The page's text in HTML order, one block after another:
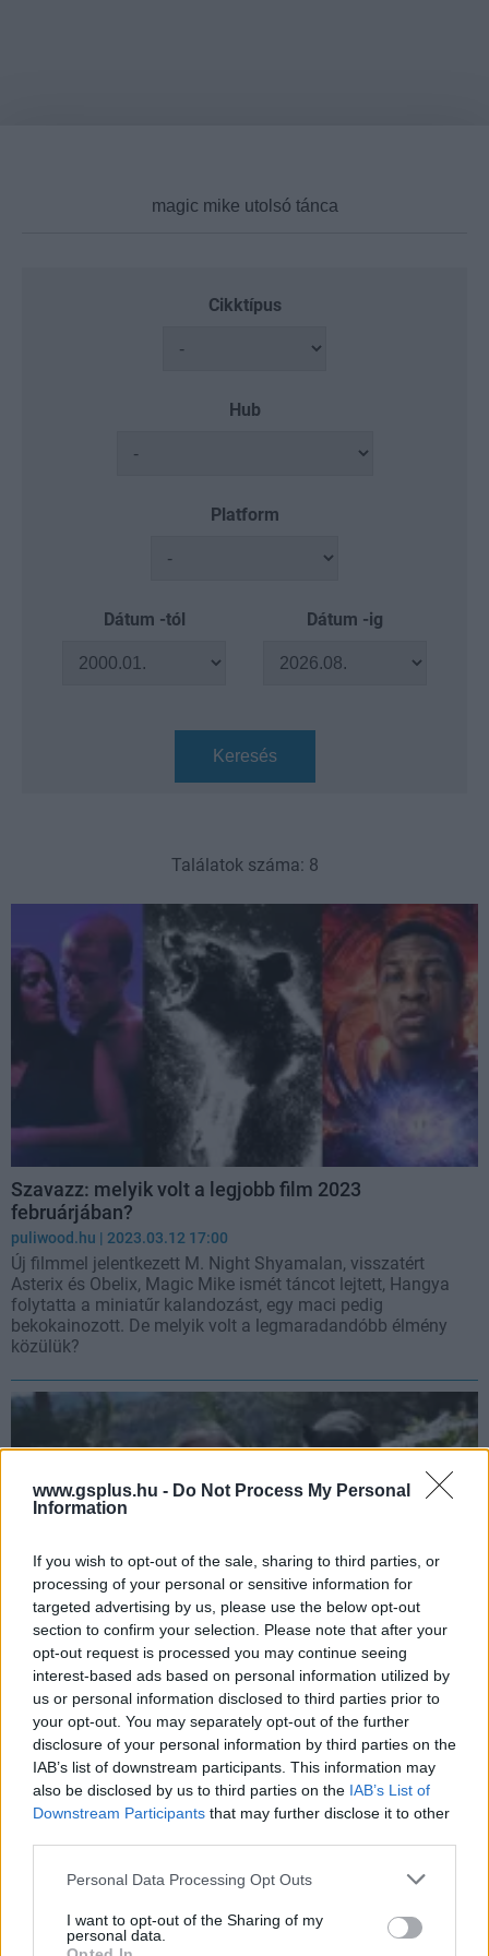
www.gsplus.hu - Do Not Process My Personal
Information
If you wish to opt-out of the sale, sharing to third parties, or
processing of your personal or sensitive information for
targeted advertising by us, please use the below opt-out
section to confirm your selection. Please note that after your
opt-out request is processed you may continue seeing
interest-based ads based on personal information utilized by
us or personal information disclosed to third parties prior to
your opt-out. You may separately opt-out of the further
disclosure of your personal information by third parties on the
IAB’s list of downstream participants. This information may
also be disclosed by us to third parties on the IAB’s List of
Downstream Participants that may further disclose it to other
Please note that this website/app uses one or more Google
not limited to your visit or usage behaviour. You may click to
grant or deny consent to Google and its third-party tags to
Personal Data Processing Opt Outs
I want to opt-out of the Sharing of my
personal data.
Cikktípus
Hub
Platform
Dátum -tól Dátum -ig
Keresés
Találatok száma: 8
Szavazz: melyik volt a legjobb film 2023
februárjában?
puliwood.hu | 2023.03.12 17:00
Új filmmel jelentkezett M. Night Shyamalan, visszatért
Asterix és Obelix, Magic Mike ismét táncot lejtett, Hangya
folytatta a miniatűr kalandozást, egy maci pedig
bekokainozott. De melyik volt a legmaradandóbb élmény
közülük?
Tovább csúszik az Avatar - A víz útja, de vajon hogy
nyitott a Kokainmedve a magyar mozikban?
| 2023.02.27 15:22
Befutottak a magyar mozik hétvégi számai, mutatjuk a
toplistát.